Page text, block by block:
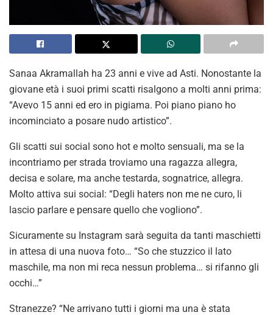
Sanaa Akramallah ha 23 anni e vive ad Asti. Nonostante la
giovane età i suoi primi scatti risalgono a molti anni prima:
“Avevo 15 anni ed ero in pigiama. Poi piano piano ho
incominciato a posare nudo artistico”.
Gli scatti sui social sono hot e molto sensuali, ma se la
incontriamo per strada troviamo una ragazza allegra,
decisa e solare, ma anche testarda, sognatrice, allegra.
Molto attiva sui social: “Degli haters non me ne curo, li
lascio parlare e pensare quello che vogliono”.
Sicuramente su Instagram sarà seguita da tanti maschietti
in attesa di una nuova foto… “So che stuzzico il lato
maschile, ma non mi reca nessun problema… si rifanno gli
occhi…”
Stranezze? “Ne arrivano tutti i giorni ma una è stata